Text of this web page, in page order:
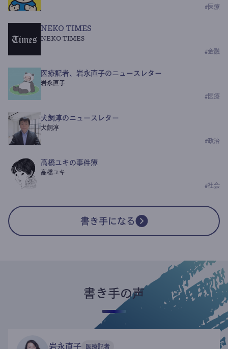
# 医療
NEKO TIMES
NEKO TIMES
#金融
医療記者、岩永直子のニュースレター
岩永直子
# 医療
犬飼淳のニュースレター
犬飼淳
#政治
高橋ユキの事件簿
高橋ユキ
#社会
書き手になる
書き手の声
岩永直子 医療記者